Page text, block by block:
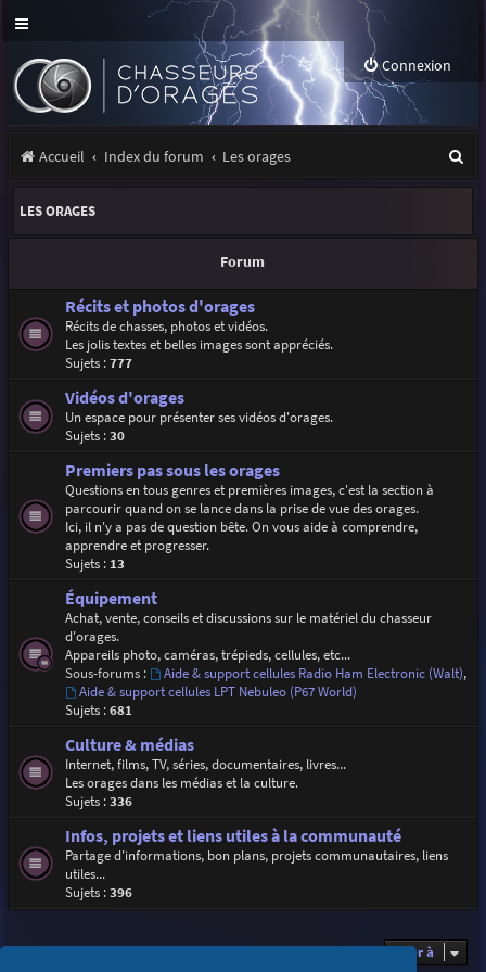
Connexion
Accueil Index du forum Les orages
e
e
LES ORAGES
Forum
Récits et photos d'orages
Récits de chasses, photos et vidéos.
Les jolis textes et belles images sont appréciés.
Sujets :777
Vidéos d'orages
Un espace pour présenter ses vidéos d'orages.
Sujets :30
Premiers pas sous les orages
Questions en tous genres et premières images, c'est la section à
parcourir quand on se lance dans la prise de vue des orages.
Ici, il n'y a pas de question bête. On vous aide à comprendre,
apprendre et progresser.
Sujets : 13
Équipement
Achat, vente, conseils et discussions sur le matériel du chasseur
d'orages.
Appareils photo, caméras, trépieds, cellules, etc...
Sous-forums :
Aide & support cellules Radio Ham Electronic (Walt),
Aide & support cellules LPT Nebuleo (P67 World)
Sujets :681
Culture & médias
Internet, films, TV, séries, documentaires, livres...
Les orages dans les médias et la culture.
Sujets :336
Infos, projets et liens utiles à la communauté
Partage d'informations, bon plans, projets communautaires, liens
utiles...
Sujets :396
Aller à